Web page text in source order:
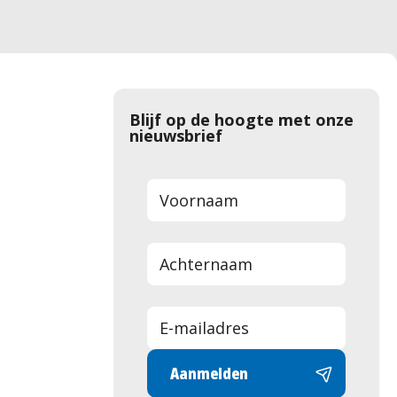
Blijf op de hoogte met onze
nieuwsbrief
Aanmelden